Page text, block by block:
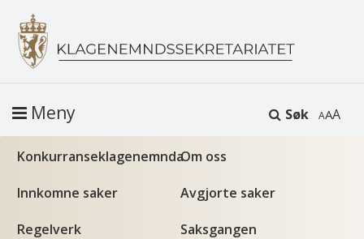
Søk A
Meny
KonkurranseklagenemndaOm oss
Innkomne saker Avgjorte saker
Regelverk Saksgangen